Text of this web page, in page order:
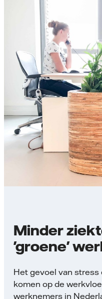
Minder
'groene'
Het gevoel van
komen op de
werknemers in